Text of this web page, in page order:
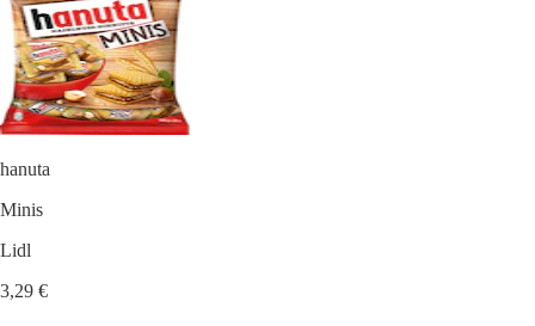
hanuta
Minis
Lidl
3,29 €